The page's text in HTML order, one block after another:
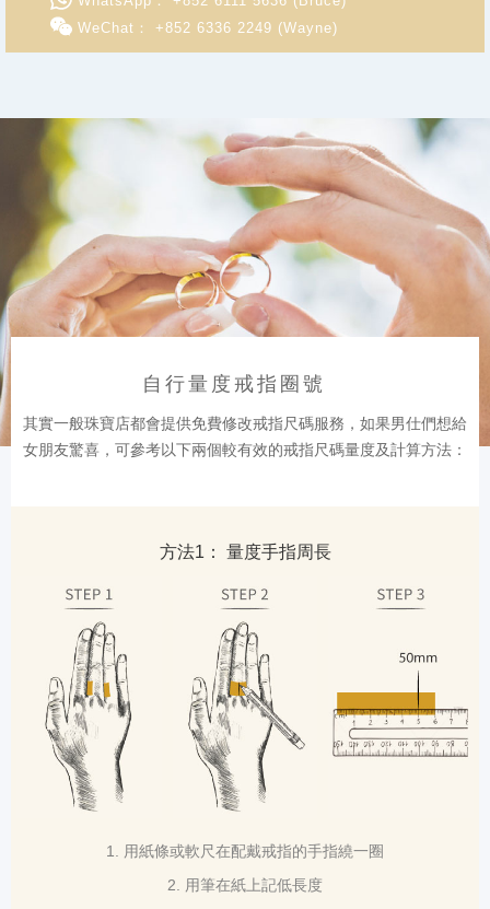
WeChat： +852 6336 2249 (Wayne)
自行量度戒指圈號
其實一般珠寶店都會提供免費修改戒指尺碼服務，如果男仕們想給
女朋友驚喜，可參考以下兩個較有效的戒指尺碼量度及計算方法：
方法1： 量度手指周長
1. 用紙條或軟尺在配戴戒指的手指繞一圈
2. 用筆在紙上記低長度